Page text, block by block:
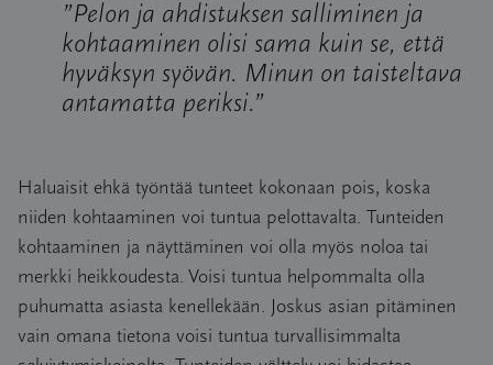
”Pelon ja ahdistuksen salliminen ja
kohtaaminen olisi sama kuin se, että
hyväksyn syövän. Minun on taisteltava
antamatta periksi.”
Haluaisit ehkä työntää tunteet kokonaan pois, koska
niiden kohtaaminen voi tuntua pelottavalta. Tunteiden
kohtaaminen ja näyttäminen voi olla myös noloa tai
merkki heikkoudesta. Voisi tuntua helpommalta olla
puhumatta asiasta kenellekään. Joskus asian pitäminen
vain omana tietona voisi tuntua turvallisimmalta